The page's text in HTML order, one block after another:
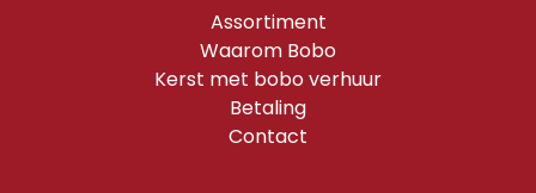
Assortiment
Waarom Bobo
Kerst met bobo verhuur
Betaling
Contact